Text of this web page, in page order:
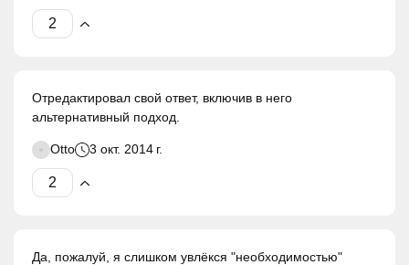
Отредактировал свой ответ, включив в него
альтернативный подход.
Otto 3 окт. 2014 г.
Да, пожалуй, я слишком увлёкся "необходимостью"